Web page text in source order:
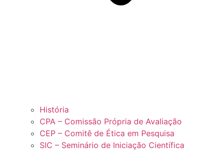
História
CPA – Comissão Própria de Avaliação
CEP – Comitê de Ética em Pesquisa
SIC – Seminário de Iniciação Científica